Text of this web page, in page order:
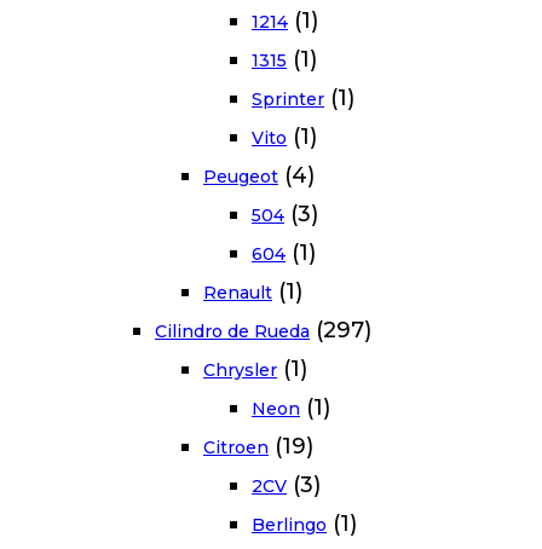
1214 (1)
1315 (1)
Sprinter (1)
Vito (1)
Peugeot (4)
504 (3)
604 (1)
Renault (1)
Cilindro de Rueda (297)
Chrysler (1)
Neon (1)
Citroen (19)
2CV (3)
Berlingo (1)